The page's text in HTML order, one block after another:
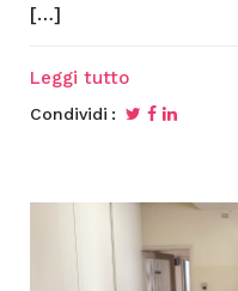
[…]
Leggi tutto
Condividi